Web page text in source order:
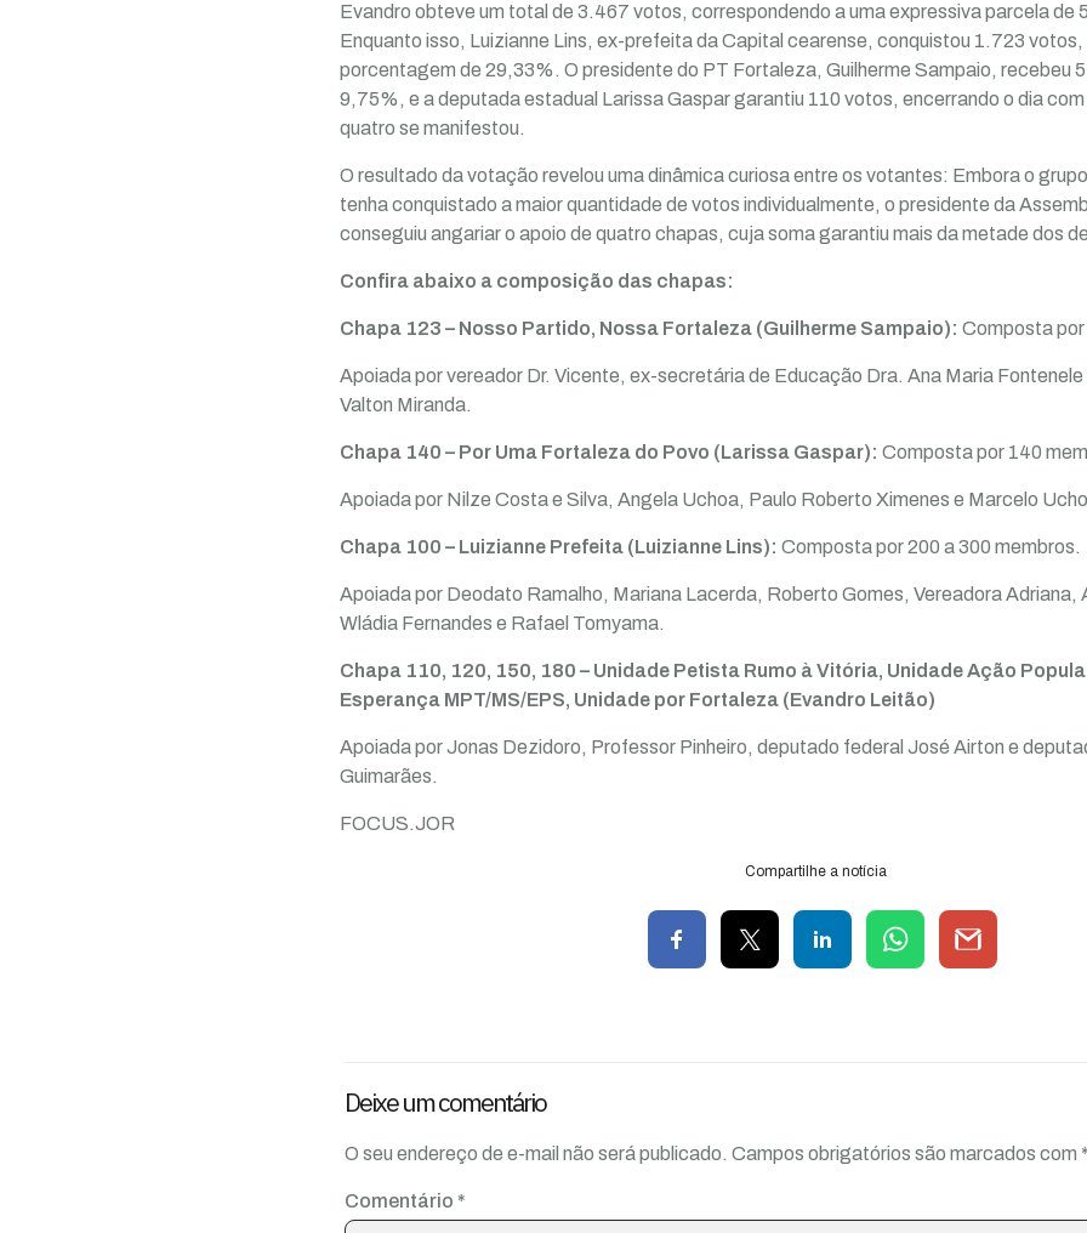
Evandro obteve um total de 3.467 votos, correspondendo a uma expressiva parcela de
Enquanto isso, Luizianne Lins, ex-prefeita da Capital cearense, conquistou 1.723
porcentagem de 29,33%. O presidente do PT Fortaleza, Guilherme Sampaio, recebeu
9,75%, e a deputada estadual Larissa Gaspar garantiu 110 votos, encerrando o dia
quatro se manifestou.
O resultado da votação revelou uma dinâmica curiosa entre os votantes: Embora o
tenha conquistado a maior quantidade de votos individualmente, o presidente da
conseguiu angariar o apoio de quatro chapas, cuja soma garantiu mais da metade dos
Confira abaixo a composição das chapas:
Chapa 123 – Nosso Partido, Nossa Fortaleza (Guilherme Sampaio): Composta
Apoiada por vereador Dr. Vicente, ex-secretária de Educação Dra. Ana Maria
Valton Miranda.
Chapa 140 – Por Uma Fortaleza do Povo (Larissa Gaspar): Composta por 140
Apoiada por Nilze Costa e Silva, Angela Uchoa, Paulo Roberto Ximenes e Marcelo
Chapa 100 – Luizianne Prefeita (Luizianne Lins): Composta por 200 a 300 membros.
Apoiada por Deodato Ramalho, Mariana Lacerda, Roberto Gomes, Vereadora Adriana,
Wládia Fernandes e Rafael Tomyama.
Chapa 110, 120, 150, 180 – Unidade Petista Rumo à Vitória, Unidade Ação
Esperança MPT/MS/EPS, Unidade por Fortaleza (Evandro Leitão)
Apoiada por Jonas Dezidoro, Professor Pinheiro, deputado federal José Airton e
Guimarães.
FOCUS.JOR
Compartilhe a notícia
Deixe um comentário
O seu endereço de e-mail não será publicado. Campos obrigatórios são marcados com
Comentário *